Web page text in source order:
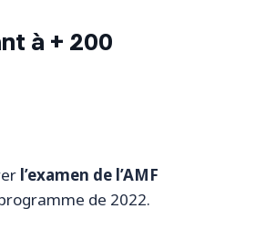
à + 200
l’examen de l’AMF
de 2022.